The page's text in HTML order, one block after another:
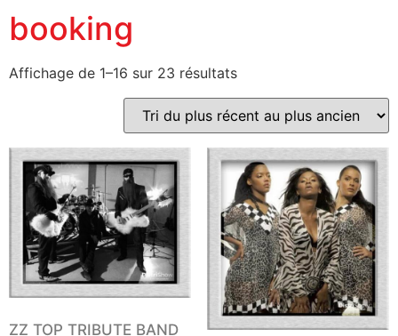
booking
Affichage de 1–16 sur 23 résultats
ZZ TOP TRIBUTE BAND